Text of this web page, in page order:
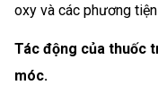
oxy và các phương
Tác động của thuốc
móc.